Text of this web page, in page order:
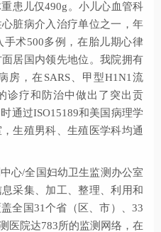
患儿仅490g。小儿心血管科
脏病介入治疗单位之一，年
术500多例，在胎儿期心律
居国内领先地位。我院拥有
房，在SARS、甲型H1N1流
诊疗和防治中做出了突出贡
通过ISO15189和美国病理学
生殖男科、生殖医学科均通
心/全国妇幼卫生监测办公室
采集、加工、整理、利用和
全国31个省（区、市）、33
医院达783所的监测网络，在